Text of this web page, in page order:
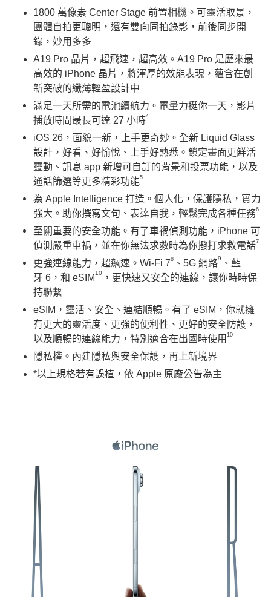
1800 萬像素 Center Stage 前置相機。可靈活取景，
團體自拍更聰明，還有雙向同拍錄影，前後同步開
錄，妙用多多
A19 Pro 晶片，超飛速，超高效。A19 Pro 是歷來最
高效的 iPhone 晶片，將渾厚的效能表現，蘊含在創
新突破的纖薄輕盈設計中
滿足一天所需的電池續航力。電量力挺你一天，影片
播放時間最長可達 27 小時4
iOS 26，面貌一新，上手更奇妙。全新 Liquid Glass
設計，好看、好愉悅、上手好熟悉。鎖定畫面更鮮活
靈動、訊息 app 新增可自訂的背景和投票功能，以及
通話篩選等更多精彩功能5
為 Apple Intelligence 打造。個人化，保護隱私，實力
強大。助你撰寫文句、表達自我，輕鬆完成各種任務6
至關重要的安全功能。有了車禍偵測功能，iPhone 可
偵測嚴重車禍，並在你無法求救時為你撥打求救電話7
更強連線能力，超飆速。Wi-Fi 78 、5G 網路9
、藍
牙 6，和 eSIM 10 ，更快速又安全的連線，讓你時時保
持聯繫
eSIM，靈活、安全、連結順暢。有了 eSIM，你就擁
有更大的靈活度、更強的便利性、更好的安全防護，
以及順暢的連線能力，特別適合在出國時使用 10
隱私權。內建隱私與安全保護，再上新境界
*以上規格若有誤植，依 Apple 原廠公告為主